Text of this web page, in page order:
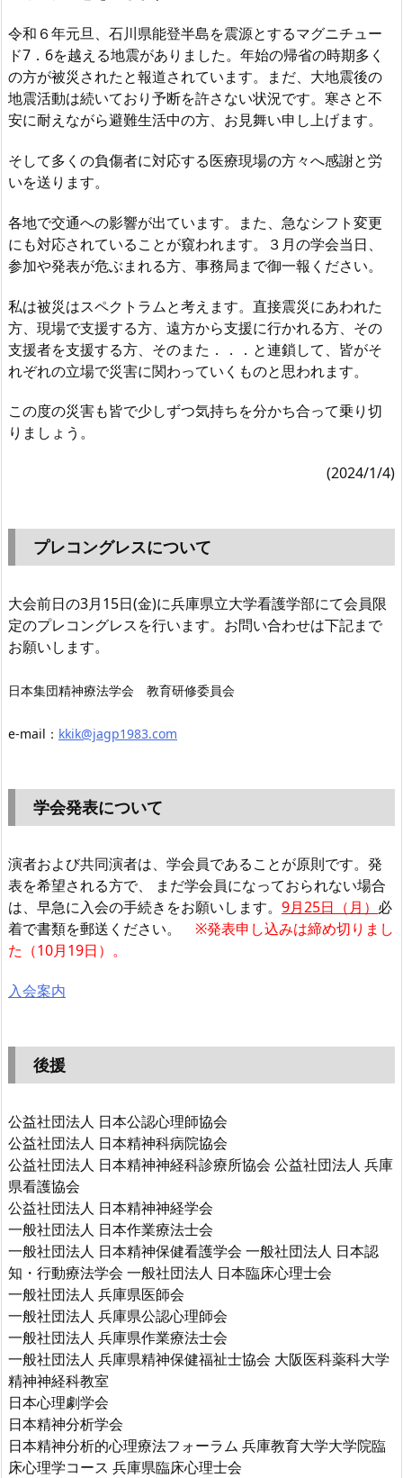
令和６年元旦、石川県能登半島を震源とするマグニチュー
ド7．6を越える地震がありました。年始の帰省の時期多く
の方が被災されたと報道されています。まだ、大地震後の
地震活動は続いており予断を許さない状況です。寒さと不
安に耐えながら避難生活中の方、お見舞い申し上げます。
そして多くの負傷者に対応する医療現場の方々へ感謝と労
いを送ります。
各地で交通への影響が出ています。また、急なシフト変更
にも対応されていることが窺われます。３月の学会当日、
参加や発表が危ぶまれる方、事務局まで御一報ください。
私は被災はスペクトラムと考えます。直接震災にあわれた
方、現場で支援する方、遠方から支援に行かれる方、その
支援者を支援する方、そのまた．．．と連鎖して、皆がそ
れぞれの立場で災害に関わっていくものと思われます。
この度の災害も皆で少しずつ気持ちを分かち合って乗り切
りましょう。
(2024/1/4)
プレコングレスについて
大会前日の3月15日(金)に兵庫県立大学看護学部にて会員限
定のプレコングレスを行います。お問い合わせは下記まで
お願いします。
日本集団精神療法学会 教育研修委員会
e-mail： kkik@jagp1983.com
学会発表について
演者および共同演者は、学会員であることが原則です。発
表を希望される方で、 まだ学会員になっておられない場合
は、早急に入会の手続きをお願いします。 9月25日（月） 必
着で書類を郵送ください。 ※発表申し込みは締め切りまし
た（10月19日）。
入会案内
後援
公益社団法人 日本公認心理師協会
公益社団法人 日本精神科病院協会
公益社団法人 日本精神神経科診療所協会 公益社団法人 兵庫
県看護協会
公益社団法人 日本精神神経学会
一般社団法人 日本作業療法士会
一般社団法人 日本精神保健看護学会 一般社団法人 日本認
知・行動療法学会 一般社団法人 日本臨床心理士会
一般社団法人 兵庫県医師会
一般社団法人 兵庫県公認心理師会
一般社団法人 兵庫県作業療法士会
一般社団法人 兵庫県精神保健福祉士協会 大阪医科薬科大学
精神神経科教室
日本心理劇学会
日本精神分析学会
日本精神分析的心理療法フォーラム 兵庫教育大学大学院臨
床心理学コース 兵庫県臨床心理士会